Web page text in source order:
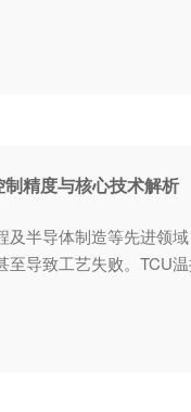
精度与核心技术解析
半导体制造等先进领
至导致工艺失败。TCU
基础设施。